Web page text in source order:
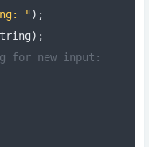
");
);
for new input: